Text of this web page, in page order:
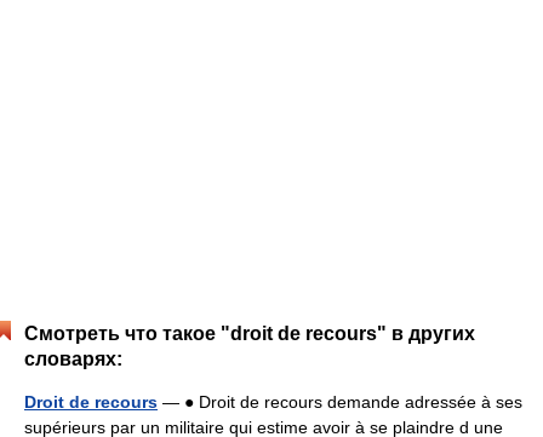
Смотреть что такое "droit de recours" в других
словарях:
Droit de recours — ● Droit de recours demande adressée à ses
supérieurs par un militaire qui estime avoir à se plaindre d une